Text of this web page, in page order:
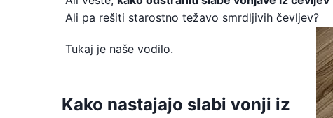
Ali pa rešiti starostno težavo smrdljivih čevljev?
Tukaj je naše vodilo.
Kako nastajajo slabi vonji iz